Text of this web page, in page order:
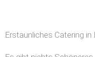
Erstaunliches Catering